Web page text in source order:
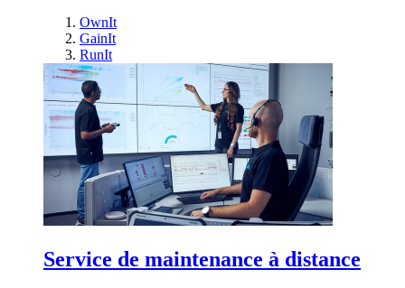
OwnIt
GainIt
RunIt
Service de maintenance à distance